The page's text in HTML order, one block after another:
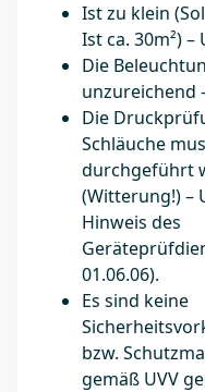
Ist zu klein
Ist ca. 30m²) –
Die
unzureichend
Die
Schläuche
durchgeführt
(Witterung!) –
Hinweis des
01.06.06).
Es sind keine
bzw.
gemäß UVV